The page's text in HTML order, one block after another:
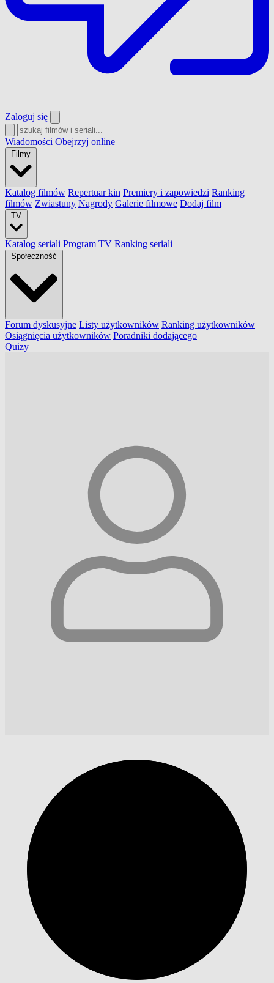
Zaloguj się
Wiadomości Obejrzyj online
Filmy
Katalog filmów Repertuar kin Premiery i zapowiedzi Ranking
filmów Zwiastuny Nagrody Galerie filmowe Dodaj film
TV
Katalog seriali Program TV Ranking seriali
Społeczność
Forum dyskusyjne Listy użytkowników Ranking użytkowników
Osiągnięcia użytkowników Poradniki dodającego
Quizy